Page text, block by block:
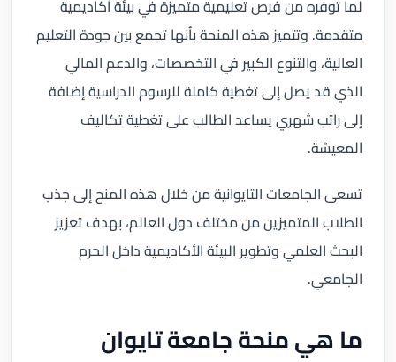
لما توفره من فرص تعليمية متميزة في بيئة أكاديمية
متقدمة. وتتميز هذه المنحة بأنها تجمع بين جودة التعليم
العالية، والتنوع الكبير في التخصصات، والدعم المالي
الذي قد يصل إلى تغطية كاملة للرسوم الدراسية إضافة
إلى راتب شهري يساعد الطالب على تغطية تكاليف
المعيشة.
تسعى الجامعات التايوانية من خلال هذه المنح إلى جذب
الطلاب المتميزين من مختلف دول العالم، بهدف تعزيز
البحث العلمي وتطوير البيئة الأكاديمية داخل الحرم
الجامعي.
ما هي منحة جامعة تايوان